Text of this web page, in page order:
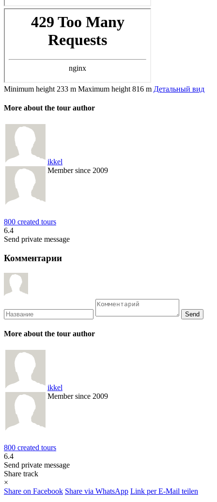
Minimum height 233 m Maximum height 816 m Детальный вид
More about the tour author
ikkel
Member since 2009
800 created tours
6.4
Send private message
Комментарии
More about the tour author
ikkel
Member since 2009
800 created tours
6.4
Send private message
Share track
×
Share on Facebook Share via WhatsApp Link per E-Mail teilen